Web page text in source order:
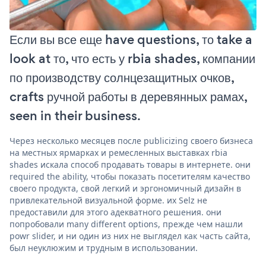
Если вы все еще have questions, то take a
look at то, что есть у rbia shades, компании
по производству солнцезащитных очков,
crafts ручной работы в деревянных рамах,
seen in their business.
Через несколько месяцев после publicizing своего бизнеса
на местных ярмарках и ремесленных выставках rbia
shades искала способ продавать товары в интернете. они
required the ability, чтобы показать посетителям качество
своего продукта, свой легкий и эргономичный дизайн в
привлекательной визуальной форме. их Selz не
предоставили для этого адекватного решения. они
попробовали many different options, прежде чем нашли
powr slider, и ни один из них не выглядел как часть сайта,
был неуклюжим и трудным в использовании.